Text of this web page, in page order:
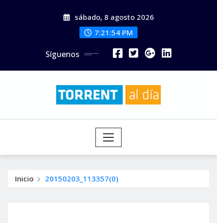
sábado, 8 agosto 2026
7:21:56 PM
Síguenos
Inicio 20150203_113357(0)